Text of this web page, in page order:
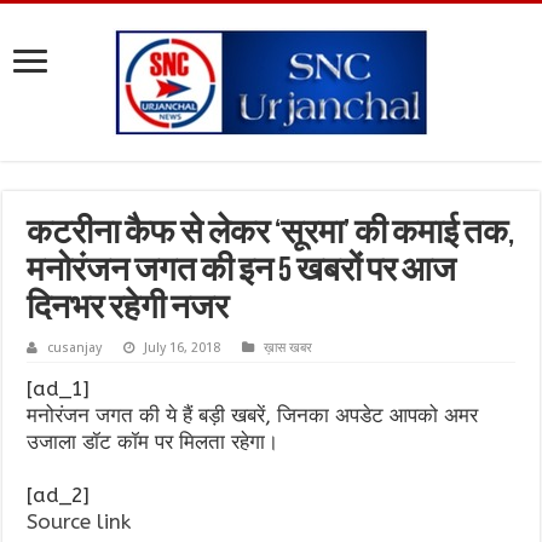
कटरीना कैफ से लेकर ‘सूरमा’ की कमाई तक,
मनोरंजन जगत की इन 5 खबरों पर आज
दिनभर रहेगी नजर
cusanjay July 16, 2018 ख़ास खबर
[ad_1]
मनोरंजन जगत की ये हैं बड़ी खबरें, जिनका अपडेट आपको अमर
उजाला डॉट कॉम पर मिलता रहेगा।
[ad_2]
Source link